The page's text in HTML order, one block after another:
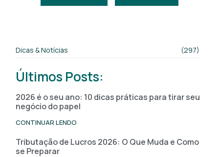
Dicas & Notícias (297)
Últimos Posts:
2026 é o seu ano: 10 dicas práticas para tirar seu
negócio do papel
CONTINUAR LENDO
Tributação de Lucros 2026: O Que Muda e Como
se Preparar